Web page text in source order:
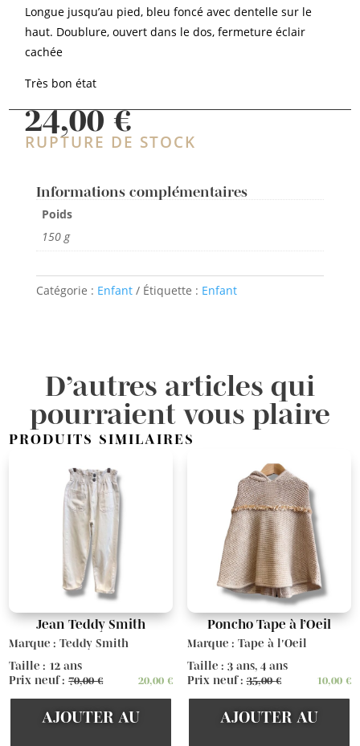
Longue jusqu’au pied, bleu foncé avec dentelle sur le
haut. Doublure, ouvert dans le dos, fermeture éclair
cachée
Très bon état
24,00€
RUPTURE DE STOCK
Informations complémentaires
Poids
150 g
Catégorie : Enfant Étiquette : Enfant
D’autres articles qui
pourraient vous plaire
PRODUITS SIMILAIRES
Jean Teddy Smith
Marque : Teddy Smith
Taille : 12 ans
Prix neuf :70,00€ 20,00€
AJOUTER AU
Poncho Tape à l’Oeil
Marque : Tape à l'Oeil
Taille : 3 ans, 4 ans
Prix neuf :35,00€ 10,00 €
AJOUTER AU